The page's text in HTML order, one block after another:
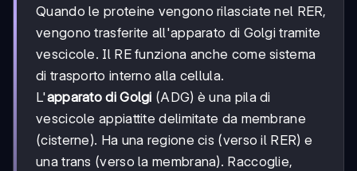
Quando le proteine vengono rilasciate nel RER,
vengono trasferite all'apparato di Golgi tramite
vescicole. Il RE funziona anche come sistema
di trasporto interno alla cellula.
L'apparato di Golgi (ADG) è una pila di
vescicole appiattite delimitate da membrane
(cisterne). Ha una regione cis (verso il RER) e
una trans (verso la membrana). Raccoglie,